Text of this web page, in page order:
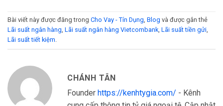
Bài viết này được đăng trong Cho Vay - Tín Dụng, Blog và được gắn thẻ
Lãi suất ngân hàng, Lãi suất ngân hàng Vietcombank, Lãi suất tiền gửi,
Lãi suất tiết kiệm.
CHÁNH TÂN
Founder https://kenhtygia.com/ - Kênh